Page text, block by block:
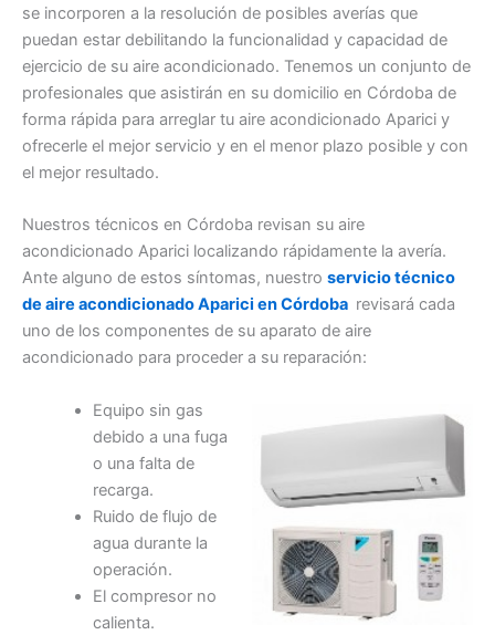
se incorporen a la resolución de posibles averías que
puedan estar debilitando la funcionalidad y capacidad de
ejercicio de su aire acondicionado. Tenemos un conjunto de
profesionales que asistirán en su domicilio en Córdoba de
forma rápida para arreglar tu aire acondicionado Aparici y
ofrecerle el mejor servicio y en el menor plazo posible y con
el mejor resultado.
Nuestros técnicos en Córdoba revisan su aire
acondicionado Aparici localizando rápidamente la avería.
Ante alguno de estos síntomas, nuestro servicio técnico
de aire acondicionado Aparici en Córdoba revisará cada
uno de los componentes de su aparato de aire
acondicionado para proceder a su reparación:
Equipo sin gas
debido a una fuga
o una falta de
recarga.
Ruido de flujo de
agua durante la
operación.
El compresor no
calienta.